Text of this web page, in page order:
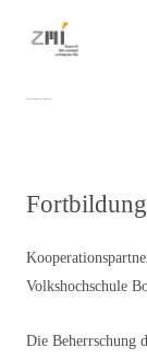
Volkshochschule
Die Beherrschung